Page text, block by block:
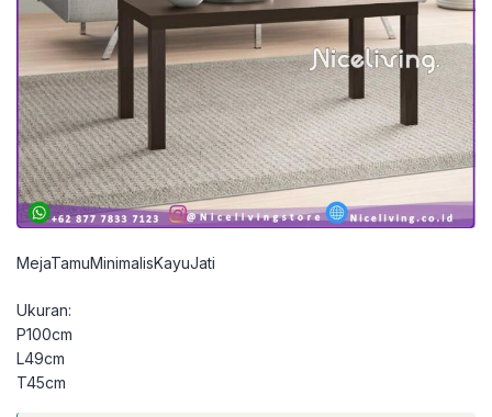
MejaTamuMinimalisKayuJati
Ukuran:
P100cm
L49cm
T45cm